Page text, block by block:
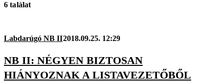
6 találat
Labdarúgó NB II2018.09.25. 12:29
NB II: NÉGYEN BIZTOSAN
HIÁNYOZNAK A LISTAVEZETŐBŐL